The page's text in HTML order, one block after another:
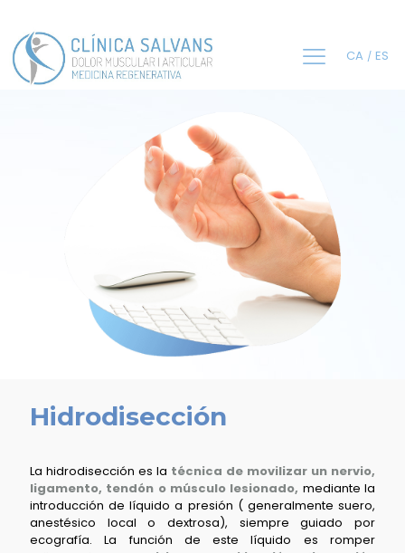
CA ES
Hidrodisección
La hidrodisección es la técnica de movilizar un nervio,
ligamento, tendón o músculo lesionado, mediante la
introducción de líquido a presión ( generalmente suero,
anestésico local o dextrosa), siempre guiado por
ecografía. La función de este líquido es romper